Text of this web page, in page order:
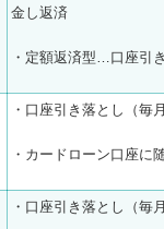
金し返済
・定額返済型…口座引
・口座引き落とし（毎
・カードローン口座に
・口座引き落とし（毎